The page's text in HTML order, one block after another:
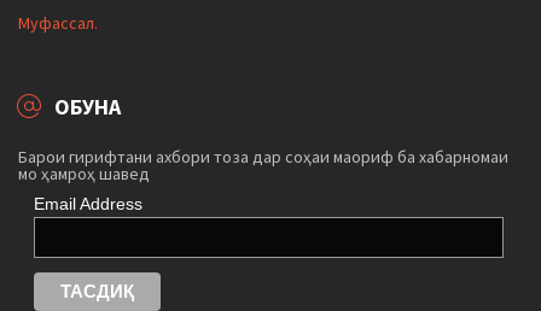
Муфассал.
ОБУНА
Барои гирифтани ахбори тоза дар соҳаи маориф ба хабарномаи
мо ҳамроҳ шавед
Email Address